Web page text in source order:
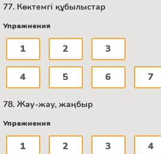
77. Көктемгі құбылыстар
Упражнения
1 2 3
4 5 6 7
78. Жау-жау, жаңбыр
Упражнения
1 2 3 4